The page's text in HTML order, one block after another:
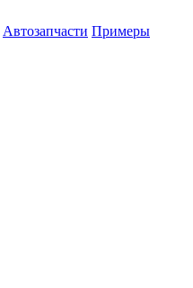
Автозапчасти Примеры